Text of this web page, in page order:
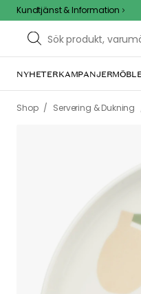
Kundtjänst & Information
NYHETERKAMPANJER
Shop / Servering & Dukning